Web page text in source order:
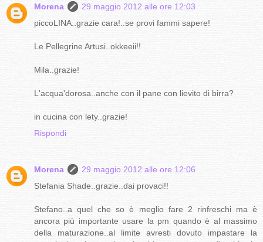
Morena
29 maggio 2012 alle ore 12:03
piccoLINA..grazie cara!..se provi fammi sapere!
Le Pellegrine Artusi..okkeeii!!
Mila..grazie!
L'acqua'dorosa..anche con il pane con lievito di birra?
in cucina con lety..grazie!
Rispondi
Morena
29 maggio 2012 alle ore 12:06
Stefania Shade..grazie..dai provaci!!
Stefano..a quel che so è meglio fare 2 rinfreschi ma è
ancora più importante usare la pm quando è al massimo
della maturazione..al limite avresti dovuto impastare la